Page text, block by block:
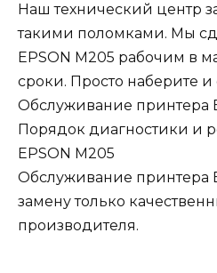
Наш технический центр
такими поломками. Мы
EPSON M205 рабочим в
сроки. Просто наберите
Обслуживание принтера
Порядок диагностики и
EPSON M205
Обслуживание принтера
замену только
производителя.